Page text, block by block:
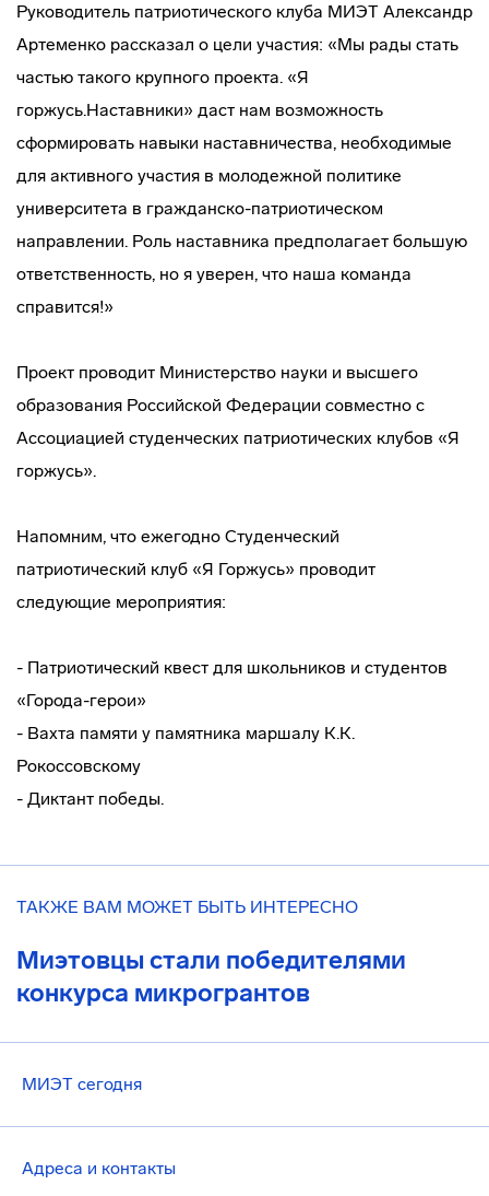
Руководитель патриотического клуба МИЭТ Александр
Артеменко рассказал о цели участия: «Мы рады стать
частью такого крупного проекта. «Я
горжусь.Наставники» даст нам возможность
сформировать навыки наставничества, необходимые
для активного участия в молодежной политике
университета в гражданско-патриотическом
направлении. Роль наставника предполагает большую
ответственность, но я уверен, что наша команда
справится!»
Проект проводит Министерство науки и высшего
образования Российской Федерации совместно с
Ассоциацией студенческих патриотических клубов «Я
горжусь».
Напомним, что ежегодно Студенческий
патриотический клуб «Я Горжусь» проводит
следующие мероприятия:
- Патриотический квест для школьников и студентов
«Города-герои»
- Вахта памяти у памятника маршалу К.К.
Рокоссовскому
- Диктант победы.
ТАКЖЕ ВАМ МОЖЕТ БЫТЬ ИНТЕРЕСНО
Миэтовцы стали победителями
конкурса микрогрантов
МИЭТ сегодня
Адреса и контакты